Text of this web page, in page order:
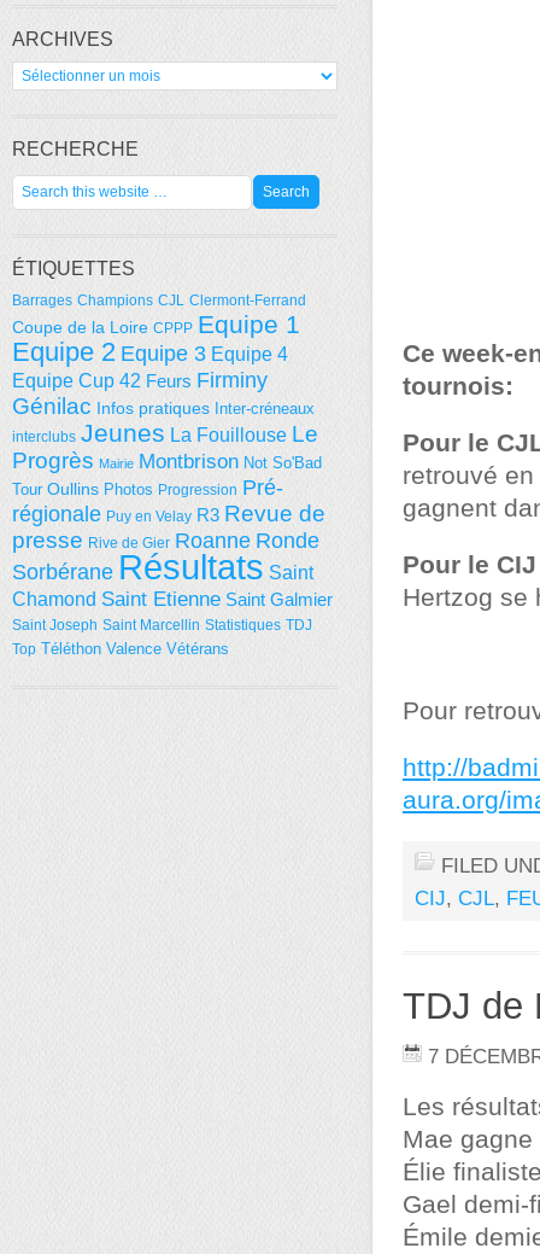
Ce week-
tournois:
Pour le
retrouvé
gagnent
Pour le
Hertzog se
Pour
http://
aura.org/
FILED
CIJ, CJL,
TDJ de
7
Les
Mae
Élie
Gael demi-
Émile
ARCHIVES
Archives
RECHERCHE
ÉTIQUETTES
Barrages Champions CJL Clermont-Ferrand
Coupe de la Loire CPPP Equipe 1
Equipe 2 Equipe 3 Equipe 4
Equipe Cup 42 Feurs Firminy
Génilac Infos pratiques Inter-créneaux
interclubs Jeunes La Fouillouse Le
Progrès Mairie Montbrison Not So'Bad
Tour Oullins Photos Progression Pré-
régionale Puy en Velay R3 Revue de
presse Rive de Gier Roanne Ronde
Sorbérane Résultats Saint
Chamond Saint Etienne Saint Galmier
Saint Joseph Saint Marcellin Statistiques TDJ
Top Téléthon Valence Vétérans